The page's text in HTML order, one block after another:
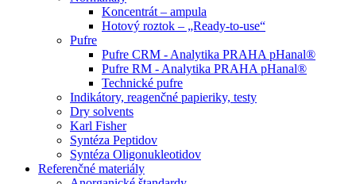
Koncentrát – ampula
Hotový roztok – „Ready-to-use“
Pufre
Pufre CRM - Analytika PRAHA pHanal®
Pufre RM - Analytika PRAHA pHanal®
Technické pufre
Indikátory, reagenčné papieriky, testy
Dry solvents
Karl Fisher
Syntéza Peptidov
Syntéza Oligonukleotidov
Referenčné materiály